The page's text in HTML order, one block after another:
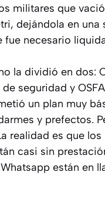
militares que
dejándola en una
fue necesario
la dividió en dos:
seguridad y
un plan muy
y prefectos.
realidad es que los
casi sin
están en